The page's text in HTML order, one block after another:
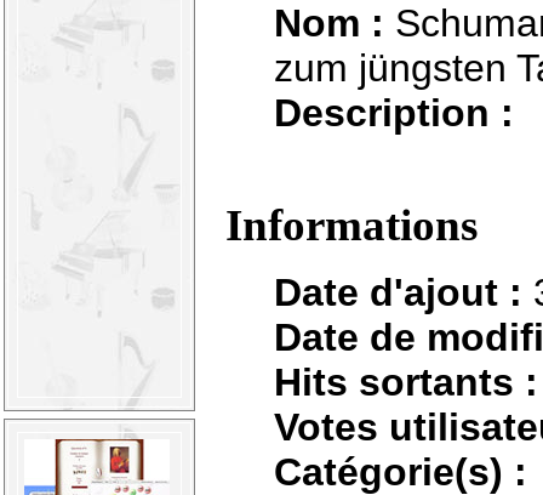
Nom :
zum jüngsten
Description :
Informations
Date d'ajout :
Date de
Hits sortants :
Votes
Catégorie(s) :